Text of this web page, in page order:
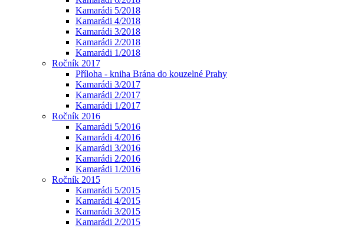
Kamarádi 5/2018
Kamarádi 4/2018
Kamarádi 3/2018
Kamarádi 2/2018
Kamarádi 1/2018
Ročník 2017
Příloha - kniha Brána do kouzelné Prahy
Kamarádi 3/2017
Kamarádi 2/2017
Kamarádi 1/2017
Ročník 2016
Kamarádi 5/2016
Kamarádi 4/2016
Kamarádi 3/2016
Kamarádi 2/2016
Kamarádi 1/2016
Ročník 2015
Kamarádi 5/2015
Kamarádi 4/2015
Kamarádi 3/2015
Kamarádi 2/2015